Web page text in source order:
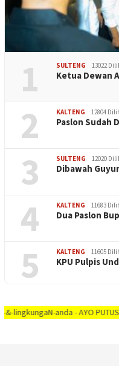
1 SULTENG 13022
Ketua Dewan
2 KALTENG 12804
Paslon Sudah
3 SULTENG 12020
Dibawah
4 KALTENG 11683
Dua Paslon
5 KALTENG 11605
KPU Pulpis
anda - AYO